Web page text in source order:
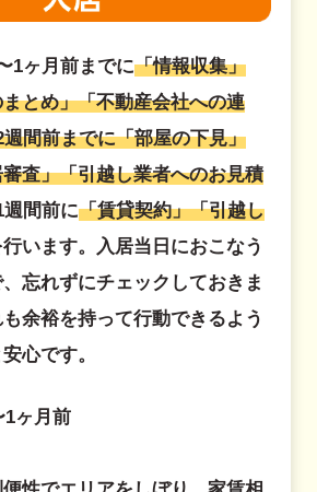
1ヶ月前までに「情報収集」
とめ」「不動産会社への連
間前までに「部屋の下見」
査」「引越し業者へのお見積
間前に「賃貸契約」「引越し
います。入居当日におこなう
忘れずにチェックしておきま
余裕を持って行動できるよう
心です。
1ヶ月前